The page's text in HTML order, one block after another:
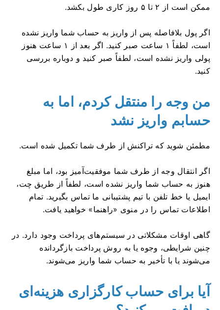
ممکن است از ۲ تا ۵ روز کاری طول بکشد.
اگر پول بلافاصله پس از واریز به حساب شما واریز نشده
است، لطفاً ۱ ساعت صبر کنید. اگر بعد از ۱ ساعت هنوز
پولی واریز نشده است، لطفاً صبر کنید و دوباره بررسی
کنید.
من وجه را منتقل کردم، اما به
حسابم واریز نشد
مطمئن شوید که تراکنش از طرف شما تکمیل شده است.
اگر انتقال وجه از طرف شما موفقیت‌آمیز بود، اما مبلغ
هنوز به حساب شما واریز نشده است، لطفاً از طریق چت،
ایمیل یا خط تلفن با تیم پشتیبانی ما تماس بگیرید. تمام
اطلاعات تماس را در منوی «راهنما» خواهید یافت.
گاهی اوقات مشکلاتی در سیستم‌های پرداخت وجود دارد. در
چنین شرایطی، وجوه یا به روش پرداخت بازگردانده
می‌شوند یا با تأخیر به حساب شما واریز می‌شوند.
آیا برای حساب کارگزاری هزینه‌ای